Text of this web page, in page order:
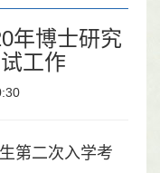
年博士研究
工作
第二次入学考